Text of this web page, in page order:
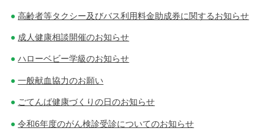
高齢者等タクシー及びバス利用料金助成券に関するお知らせ
成人健康相談開催のお知らせ
ハローベビー学級のお知らせ
一般献血協力のお願い
ごてんば健康づくりの日のお知らせ
令和6年度のがん検診受診についてのお知らせ